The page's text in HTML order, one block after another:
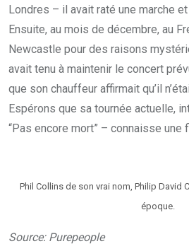
Londres – il avait raté une marche
Ensuite, au mois de décembre, au
Newcastle pour des raisons
avait tenu à maintenir le concert
que son chauffeur affirmait qu’il
Espérons que sa tournée actuelle,
“Pas encore mort” – connaisse une
Phil Collins de son vrai nom, Philip David
époque.
Source: Purepeople